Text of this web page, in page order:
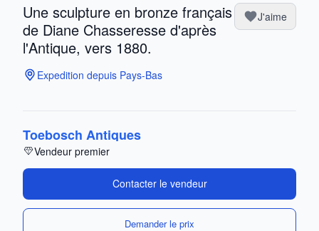
Une sculpture en bronze français
de Diane Chasseresse d'après
l'Antique, vers 1880.
J'aime
Expedition depuis Pays-Bas
Toebosch Antiques
Vendeur premier
Contacter le vendeur
Demander le prix